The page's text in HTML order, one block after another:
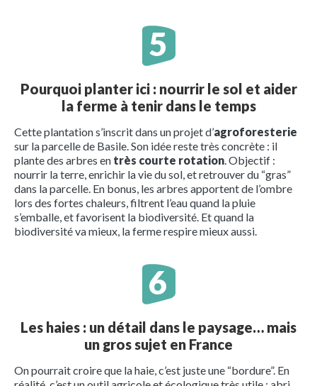
Pourquoi planter ici : nourrir le sol et aider
la ferme à tenir dans le temps
Cette plantation s’inscrit dans un projet d’agroforesterie
sur la parcelle de Basile. Son idée reste très concrète : il
plante des arbres en très courte rotation . Objectif :
nourrir la terre, enrichir la vie du sol, et retrouver du “gras”
dans la parcelle. En bonus, les arbres apportent de l’ombre
lors des fortes chaleurs, filtrent l’eau quand la pluie
s’emballe, et favorisent la biodiversité. Et quand la
biodiversité va mieux, la ferme respire mieux aussi.
Les haies : un détail dans le paysage… mais
un gros sujet en France
On pourrait croire que la haie, c’est juste une “bordure”. En